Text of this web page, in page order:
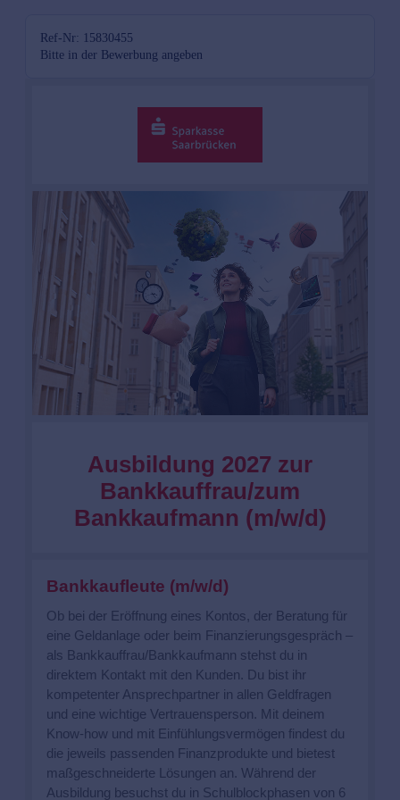
Ref-Nr: 15830455
Bitte in der Bewerbung angeben